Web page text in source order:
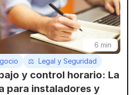
6 min
⚖️  Legal y Seguridad
y control horario: La
para instaladores y